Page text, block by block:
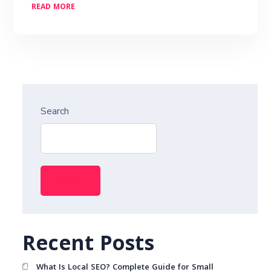
READ MORE
Search
Recent Posts
What Is Local SEO? Complete Guide for Small